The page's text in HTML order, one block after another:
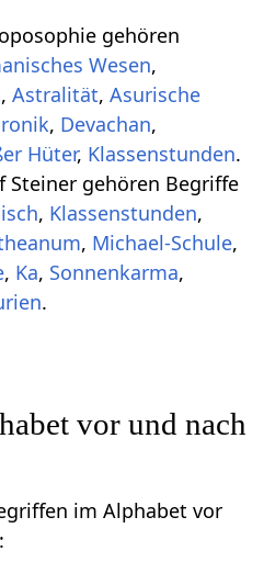
gehören
Wesen,
, Astralität, Asurische
, Devachan,
Hüter, Klassenstunden.
Steiner gehören Begriffe
, Klassenstunden,
, Michael-Schule,
, Ka, Sonnenkarma,
.
vor und nach
im Alphabet vor